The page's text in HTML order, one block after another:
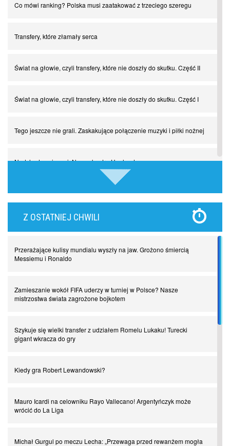
Co mówi ranking? Polska musi zaatakować z trzeciego szeregu
Transfery, które złamały serca
Świat na głowie, czyli transfery, które nie doszły do skutku. Część II
Świat na głowie, czyli transfery, które nie doszły do skutku. Część I
Tego jeszcze nie grali. Zaskakujące połączenie muzyki i piłki nożnej
Nadchodzą giganci. Nunez kontra Haaland
Lewandowski kontra Bayern. Czy wilk będzie syty, a owca cała?
Piłkarz z numerem 47. Phil Foden i inne przypadki
Spadkowicze z Serie A. Komu powiemy ciao?
Chłopak z pizzerii. Kim był zmarły Mino Raiola?
Manchester United. Czy magik z Holandii odczaruje przeklętą
Z OSTATNIEJ CHWILI
Przerażające kulisy mundialu wyszły na jaw. Grożono śmiercią
Messiemu i Ronaldo
Zamieszanie wokół FIFA uderzy w turniej w Polsce? Nasze
mistrzostwa świata zagrożone bojkotem
Szykuje się wielki transfer z udziałem Romelu Lukaku! Turecki
gigant wkracza do gry
Kiedy gra Robert Lewandowski?
Mauro Icardi na celowniku Rayo Vallecano! Argentyńczyk może
wrócić do La Liga
Michał Gurgul po meczu Lecha: „Przewaga przed rewanżem mogła